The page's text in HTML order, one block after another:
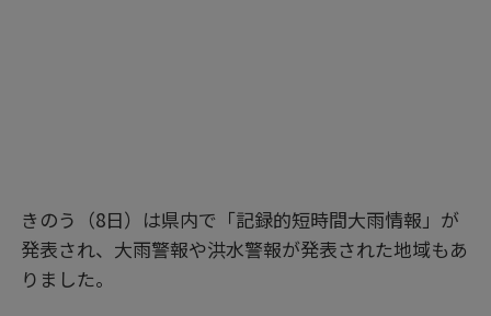
きのう（8日）は県内で「記録的短時間大雨情報」が
発表され、大雨警報や洪水警報が発表された地域もあ
りました。